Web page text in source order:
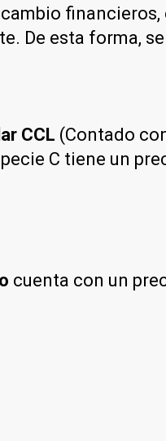
financieros,
De esta forma,
CCL (Contado
C tiene un
cuenta con un